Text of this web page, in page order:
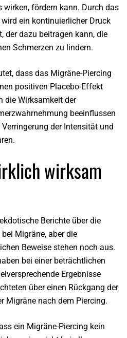
wirken, fördern kann. Durch das
ein kontinuierlicher Druck
der dazu beitragen kann, die
Schmerzen zu lindern.
dass das Migräne-Piercing
positiven Placebo-Effekt
die Wirksamkeit der
beeinflussen
der Intensität und
wirksam
Berichte über die
Migräne, aber die
Beweise stehen noch aus.
bei einer beträchtlichen
Ergebnisse
über einen Rückgang der
Migräne nach dem Piercing.
ein Migräne-Piercing kein